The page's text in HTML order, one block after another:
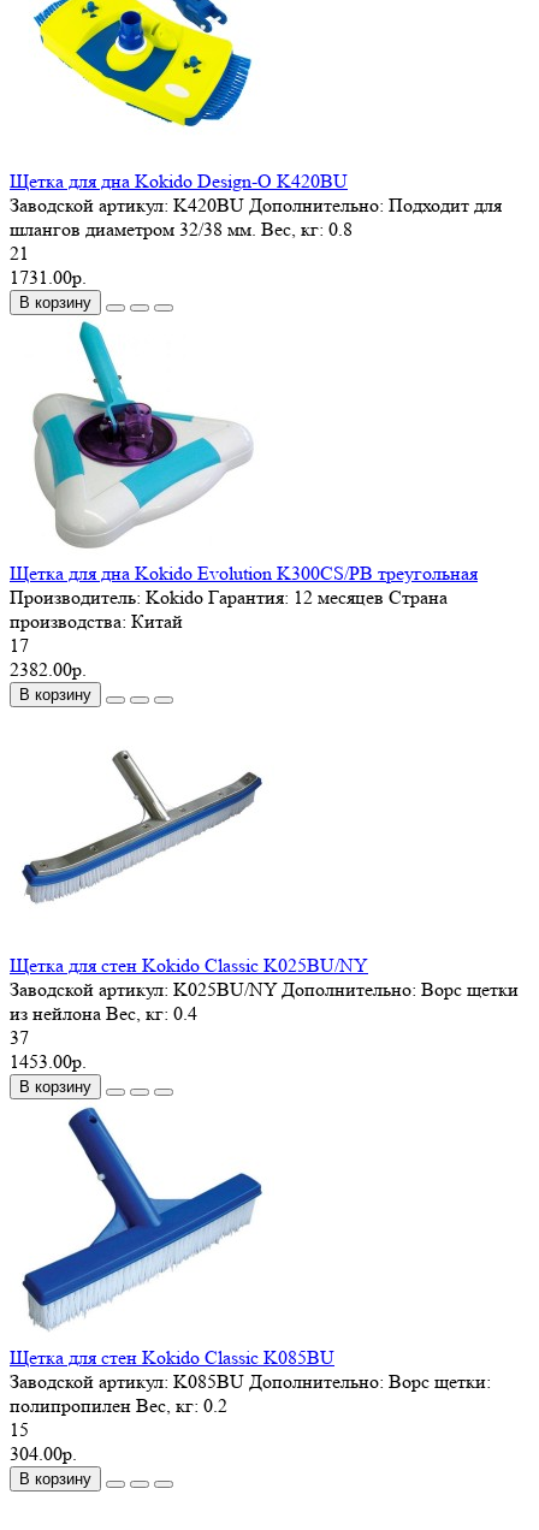
Щетка для дна Kokido Design-O K420BU
Заводской артикул: K420BU Дополнительно: Подходит для
шлангов диаметром 32/38 мм. Вес, кг: 0.8
21
1731.00р.
В корзину
Щетка для дна Kokido Evolution K300CS/PB треугольная
Производитель: Kokido Гарантия: 12 месяцев Страна
производства: Китай
17
2382.00р.
В корзину
Щетка для стен Kokido Classic K025BU/NY
Заводской артикул: K025BU/NYДополнительно: Ворс щетки
из нейлона Вес, кг: 0.4
37
1453.00р.
В корзину
Щетка для стен Kokido Classic K085BU
Заводской артикул: K085BU Дополнительно: Ворс щетки:
полипропилен Вес, кг: 0.2
15
304.00р.
В корзину